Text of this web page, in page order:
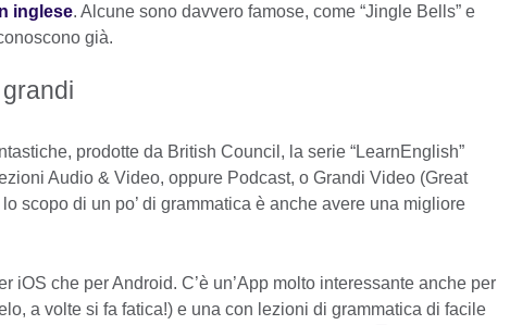
inglese. Alcune sono davvero famose, come “Jingle Bells” e
già.
prodotte da British Council, la serie “LearnEnglish”
Audio & Video, oppure Podcast, o Grandi Video (Great
scopo di un po’ di grammatica è anche avere una migliore
iOS che per Android. C’è un’App molto interessante anche per
a volte si fa fatica!) e una con lezioni di grammatica di facile